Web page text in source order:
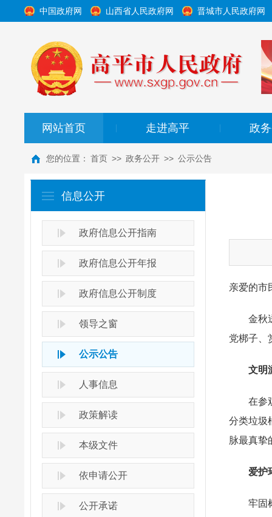
中国政府网 山西省人民政府网 晋城市人民政府网
网站首页 走进高平 政
您的位置： 首页 >> 政务公开 >> 公示公告
信息公开
政府信息公开指南
政府信息公开年报
政府信息公开制度
领导之窗
公示公告
人事信息
政策解读
本级文件
依申请公开
公开承诺
亲爱的市
金秋送
党梆子、
文明
在参观
分类垃圾
脉最真挚
爱护
牢固树